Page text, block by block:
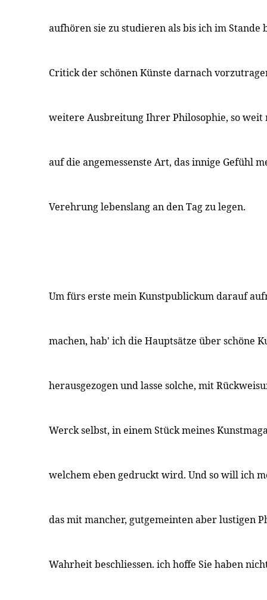
aufhören sie zu studieren als bis ich im Stande
Critick der schönen Künste darnach
weitere Ausbreitung Ihrer Philosophie, so weit
auf die angemessenste Art, das innige Gefühl
Verehrung lebenslang an den Tag zu legen.
Um fürs erste mein Kunstpublickum darauf
machen, hab' ich die Hauptsätze über schöne
herausgezogen und lasse solche, mit
Werck selbst, in einem Stück meines
welchem eben gedruckt wird. Und so will ich
das mit mancher, gutgemeinten aber lustigen
Wahrheit beschliessen. ich hoffe Sie haben